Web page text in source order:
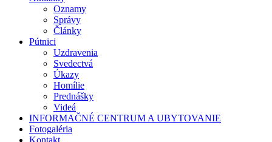
Oznamy
Správy
Články
Pútnici
Uzdravenia
Svedectvá
Úkazy
Homílie
Prednášky
Videá
INFORMAČNÉ CENTRUM A UBYTOVANIE
Fotogaléria
Kontakt